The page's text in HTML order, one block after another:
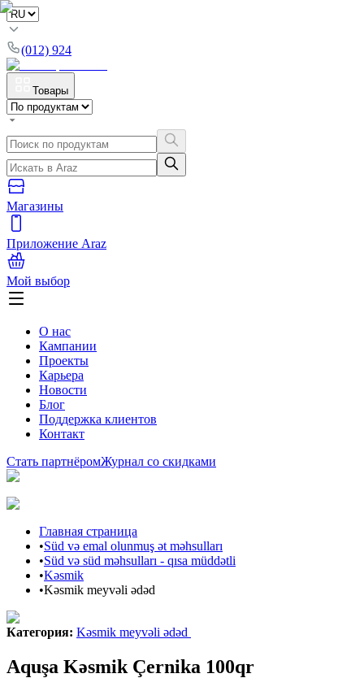
(012) 924
Товары
Магазины
Приложение Araz
Мой выбор
О нас
Кампании
Проекты
Карьера
Новости
Блог
Поддержка клиентов
Контакт
Стать партнёромЖурнал со скидками
Главная страница
•Süd və emal olunmuş ət məhsulları
•Süd və süd məhsulları - qısa müddətli
•Kəsmik
•Kəsmik meyvəli ədəd
Категория: Kəsmik meyvəli ədəd
Aquşa Kəsmik Çernika 100qr